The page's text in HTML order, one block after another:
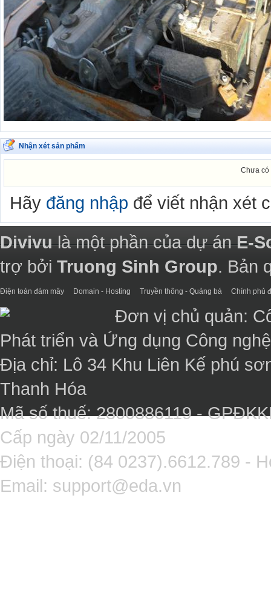
Nhận xét sản phẩm
Chưa có
Hãy đăng nhập để viết nhận xét
Divivulà một phần của dự ánE-
trợ bởi Truong Sinh Group. Bản
Điện toán đám mây Domain - Hosting Truyền thông - Quảng bá Chính phủ
Đơn vị chủ quản:
Phát triển và Ứng dụng Công
Địa chỉ: Lô 34 Khu Liên Kế phú
Thanh Hóa
Mã số thuế: 2800886119 -
Cấp ngày 02/11/2005
Điện thoại: (84 0237).6612.789 -
Email: support@eda.vn